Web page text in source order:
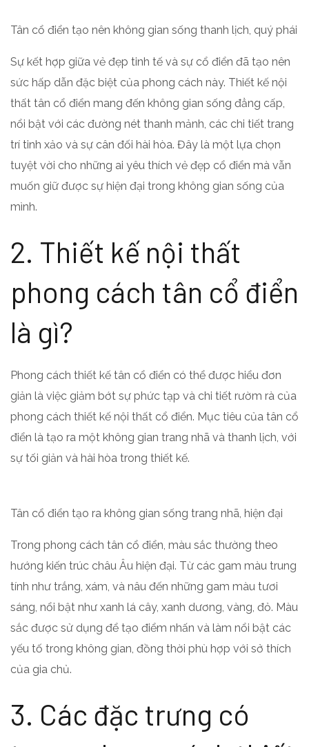
Tân cổ điển tạo nên không gian sống thanh lịch, quý phái
Sự kết hợp giữa vẻ đẹp tinh tế và sự cổ điển đã tạo nên
sức hấp dẫn đặc biệt của phong cách này. Thiết kế nội
thất tân cổ điển mang đến không gian sống đẳng cấp,
nổi bật với các đường nét thanh mảnh, các chi tiết trang
trí tinh xảo và sự cân đối hài hòa. Đây là một lựa chọn
tuyệt vời cho những ai yêu thích vẻ đẹp cổ điển mà vẫn
muốn giữ được sự hiện đại trong không gian sống của
mình.
2. Thiết kế nội thất
phong cách tân cổ điển
là gì?
Phong cách thiết kế tân cổ điển có thể được hiểu đơn
giản là việc giảm bớt sự phức tạp và chi tiết rườm rà của
phong cách thiết kế nội thất cổ điển. Mục tiêu của tân cổ
điển là tạo ra một không gian trang nhã và thanh lịch, với
sự tối giản và hài hòa trong thiết kế.
Tân cổ điển tạo ra không gian sống trang nhã, hiện đại
Trong phong cách tân cổ điển, màu sắc thường theo
hướng kiến trúc châu Âu hiện đại. Từ các gam màu trung
tính như trắng, xám, và nâu đến những gam màu tươi
sáng, nổi bật như xanh lá cây, xanh dương, vàng, đỏ. Màu
sắc được sử dụng để tạo điểm nhấn và làm nổi bật các
yếu tố trong không gian, đồng thời phù hợp với sở thích
của gia chủ.
3. Các đặc trưng có